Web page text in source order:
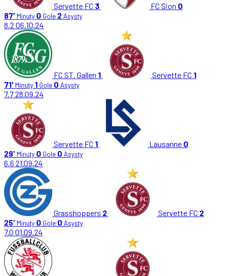
Servette FC 3 FC Sion 0
87' Minuty 0 Gole 2Asysty
8.2 06.10.24
FC ST. Gallen 1 Servette FC 1
71' Minuty 1 Gole 0 Asysty
7.728.09.24
Servette FC 1 Lausanne 0
29' Minuty 0 Gole 0 Asysty
6.6 21.09.24
Grasshoppers 2 Servette FC 2
25' Minuty 0 Gole 0 Asysty
7.0 01.09.24